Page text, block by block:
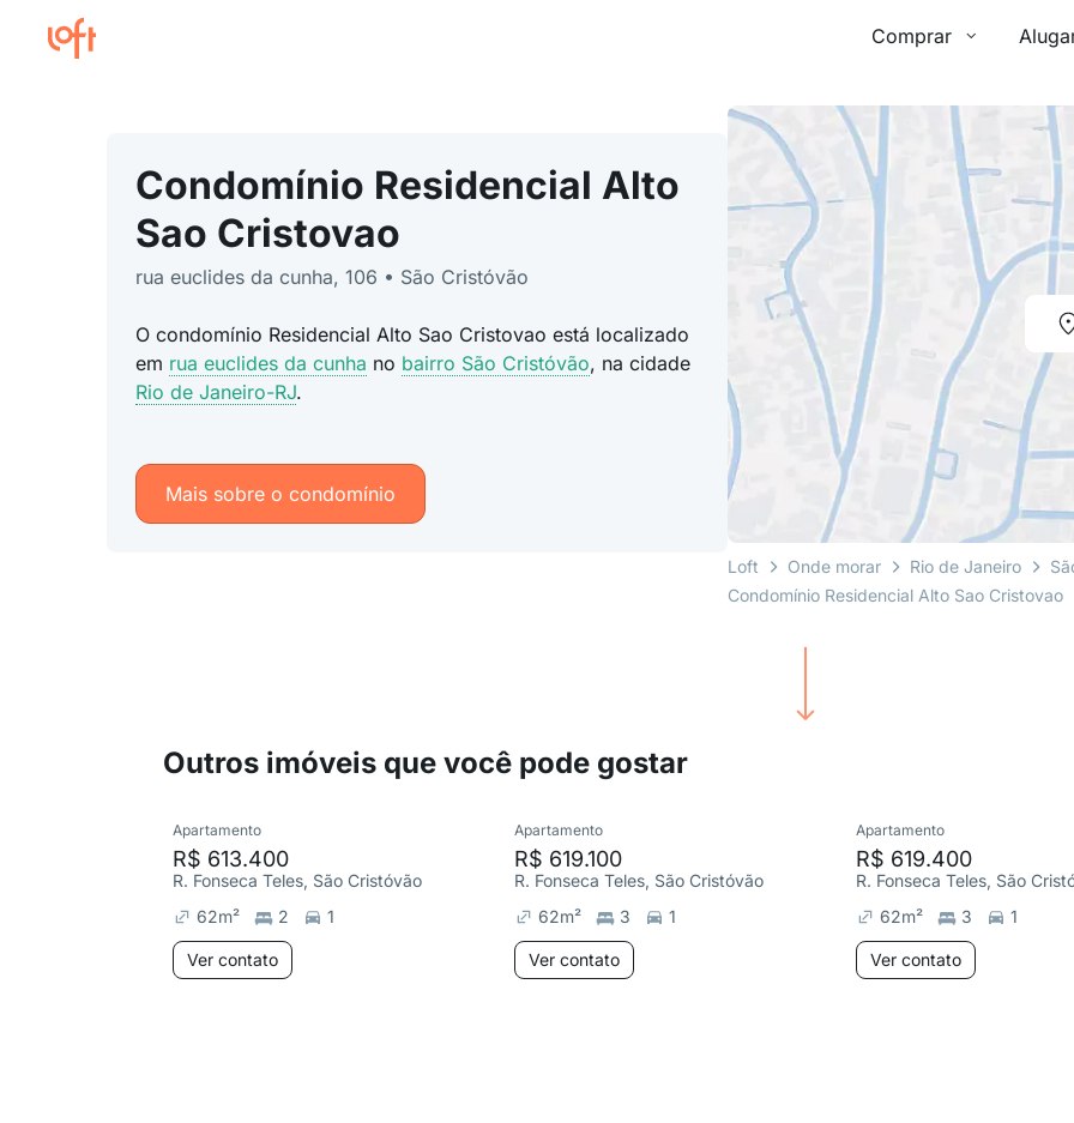
Comprar
Condomínio Residencial Alto
Sao Cristovao
rua euclides da cunha, 106 • São Cristóvão
O condomínio Residencial Alto Sao Cristovao está localizado
em rua euclides da cunha no bairro São Cristóvão, na cidade
Rio de Janeiro-RJ.
Mais sobre o condomínio
Loft Onde morar Rio de Janeiro
Condomínio Residencial Alto Sao Cristovao
Outros imóveis que você pode gostar
Apartamento
R$ 613.400
R. Fonseca Teles, São Cristóvão
62m² 2 1
Ver contato
Apartamento
R$ 619.100
R. Fonseca Teles, São Cristóvão
62m² 3 1
Ver contato
Apartamento
R$ 619.400
R. Fonseca Teles, São
62m² 3 1
Ver contato